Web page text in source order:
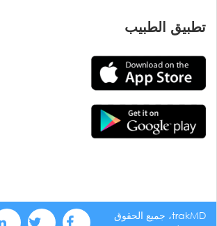
تطبيق الطبيب
trakMD، جميع الحقوق